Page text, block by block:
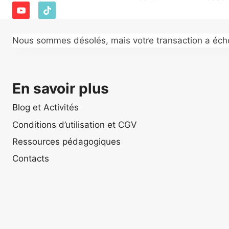
Nous sommes désolés, mais votre transaction a
En savoir plus
Blog et Activités
Conditions d’utilisation et CGV
Ressources pédagogiques
Contacts